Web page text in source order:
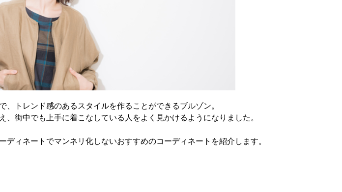
、トレンド感のあるスタイルを作ることができるブルゾン。
、街中でも上手に着こなしている人をよく見かけるようになりました。
ディネートでマンネリ化しないおすすめのコーディネートを紹介します。